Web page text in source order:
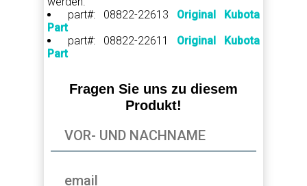
part#: 08822-22613 Original Kubota
Part
part#: 08822-22611 Original Kubota
Part
Fragen Sie uns zu diesem
Produkt!